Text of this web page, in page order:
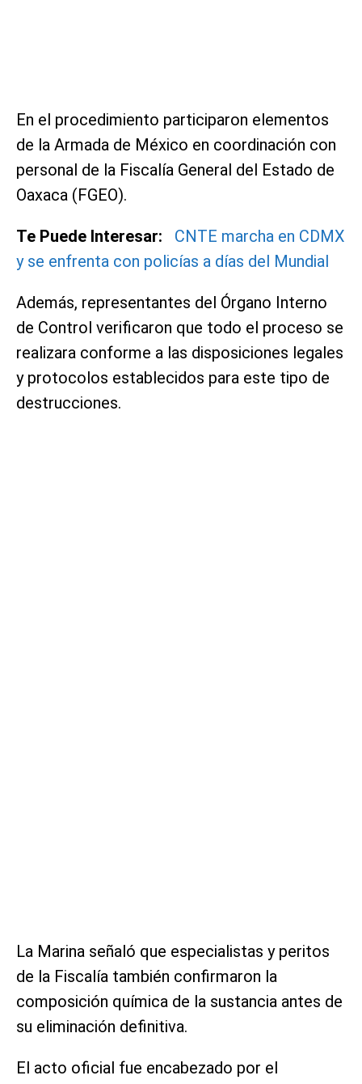
En el procedimiento participaron elementos
de la Armada de México en coordinación con
personal de la Fiscalía General del Estado de
Oaxaca (FGEO).
Te Puede Interesar: CNTE marcha en CDMX
y se enfrenta con policías a días del Mundial
Además, representantes del Órgano Interno
de Control verificaron que todo el proceso se
realizara conforme a las disposiciones legales
y protocolos establecidos para este tipo de
destrucciones.
La Marina señaló que especialistas y peritos
de la Fiscalía también confirmaron la
composición química de la sustancia antes de
su eliminación definitiva.
El acto oficial fue encabezado por el